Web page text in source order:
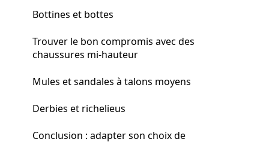
Bottines et bottes
Trouver le bon compromis avec des
chaussures mi-hauteur
Mules et sandales à talons moyens
Derbies et richelieus
Conclusion : adapter son choix de